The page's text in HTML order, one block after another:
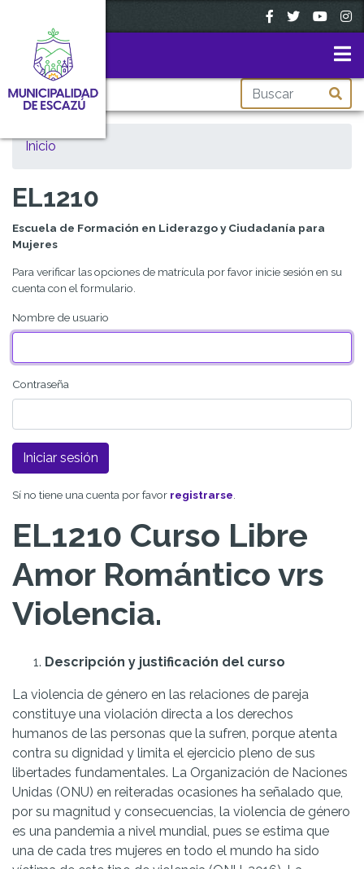
contenido
principal
Inicio
EL1210
Escuela de Formación en Liderazgo y Ciudadanía para
Mujeres
Para verificar las opciones de matrícula por favor inicie sesión en su
cuenta con el formulario.
Nombre de usuario
Contraseña
Sí no tiene una cuenta por favor registrarse
EL1210 Curso Libre
Amor Romántico vrs
Violencia.
Descripción y justificación del curso
La violencia de género en las relaciones de pareja
constituye una violación directa a los derechos
humanos de las personas que la sufren, porque atenta
contra su dignidad y limita el ejercicio pleno de sus
libertades fundamentales. La Organización de Naciones
Unidas (ONU) en reiteradas ocasiones ha señalado que,
por su magnitud y consecuencias, la violencia de género
es una pandemia a nivel mundial, pues se estima que
una de cada tres mujeres en todo el mundo ha sido